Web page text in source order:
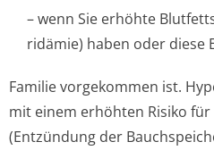
– wenn Sie erhöhte
ridämie) haben oder diese
Familie vorgekommen ist.
mit einem erhöhten Risiko
(Entzündung der